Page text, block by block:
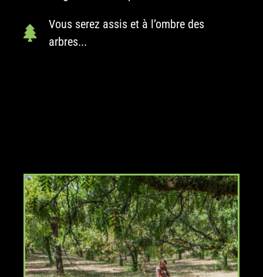
Vous serez assis et à l’ombre des
arbres...